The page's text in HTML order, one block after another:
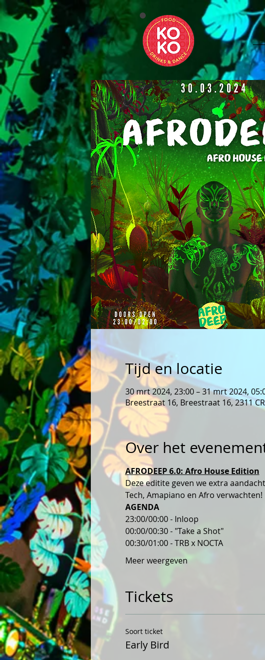
Tijd en locatie
30 mrt 2024, 23:00 – 31 mrt 2024,
Breestraat 16, Breestraat 16, 2311
Over het
AFRODEEP 6.0: Afro House Edition
Deze editite geven we extra
Tech, Amapiano en Afro verwachten!
AGENDA
23:00/00:00 - Inloop
00:00/00:30 - "Take a Shot"
00:30/01:00 - TRB x NOCTA
Meer weergeven
Tickets
Soort ticket
Early Bird